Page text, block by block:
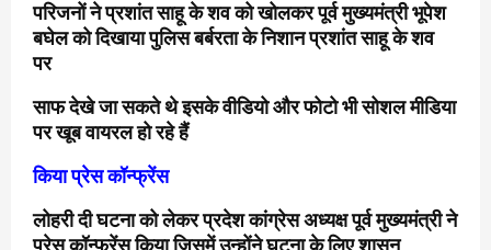
परिजनों ने प्रशांत साहू के शव को खोलकर पूर्व मुख्यमंत्री भूपेश
बघेल को दिखाया पुलिस बर्बरता के निशान प्रशांत साहू के शव
पर
साफ देखे जा सकते थे इसके वीडियो और फोटो भी सोशल मीडिया
पर खूब वायरल हो रहे हैं
किया प्रेस कॉन्फ्रेंस
लोहरी दी घटना को लेकर प्रदेश कांग्रेस अध्यक्ष पूर्व मुख्यमंत्री ने
प्रेस कॉन्फ्रेंस किया जिसमें उन्होंने घटना के लिए शासन